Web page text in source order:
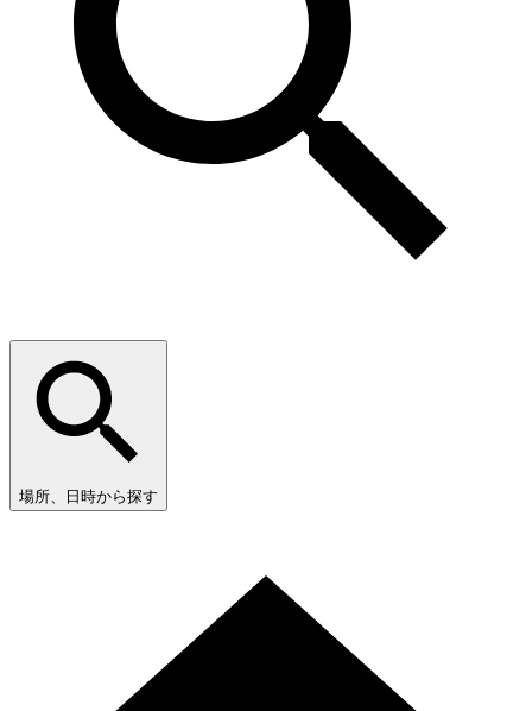
場所、日時から探す